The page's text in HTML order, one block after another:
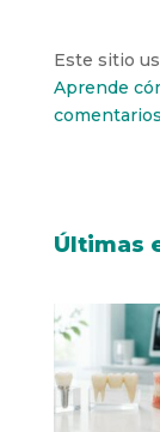
Este sitio
Aprende
Últimas